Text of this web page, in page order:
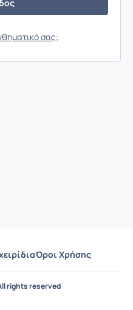
σας;
Όροι Χρήσης
rights reserved